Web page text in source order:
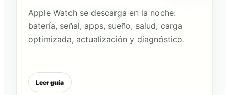
Apple Watch se descarga en la noche:
batería, señal, apps, sueño, salud, carga
optimizada, actualización y diagnóstico.
Leer guía